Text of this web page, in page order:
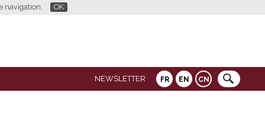
navigation. OK
FR EN CN
NEWSLETTER